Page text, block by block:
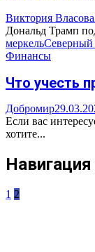
Виктория Власова
Дональд Трамп
меркельСеверный
Финансы
Что учесть
Добромир
Если вас
хотите...
1 2